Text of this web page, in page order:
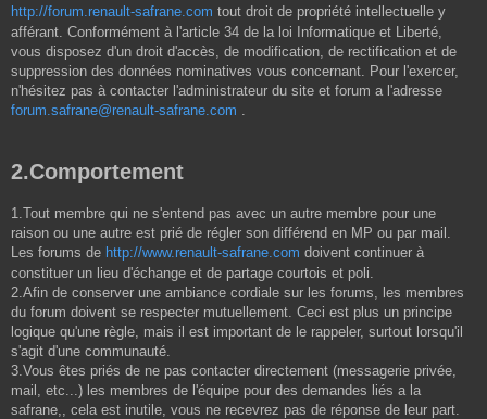
http://forum.renault-safrane.com tout droit de propriété intellectuelle y
afférant. Conformément à l'article 34 de la loi Informatique et Liberté,
vous disposez d'un droit d'accès, de modification, de rectification et de
suppression des données nominatives vous concernant. Pour l'exercer,
n'hésitez pas à contacter l'administrateur du site et forum a l'adresse
forum.safrane@renault-safrane.com
2.Comportement
1.Tout membre qui ne s'entend pas avec un autre membre pour une
raison ou une autre est prié de régler son différend en MP ou par mail.
Les forums de http://www.renault-safrane.com doivent continuer à
constituer un lieu d'échange et de partage courtois et poli.
2.Afin de conserver une ambiance cordiale sur les forums, les membres
du forum doivent se respecter mutuellement. Ceci est plus un principe
logique qu'une règle, mais il est important de le rappeler, surtout lorsqu'il
s'agit d'une communauté.
3.Vous êtes priés de ne pas contacter directement (messagerie privée,
mail, etc...) les membres de l'équipe pour des demandes liés a la
safrane,, cela est inutile, vous ne recevrez pas de réponse de leur part.